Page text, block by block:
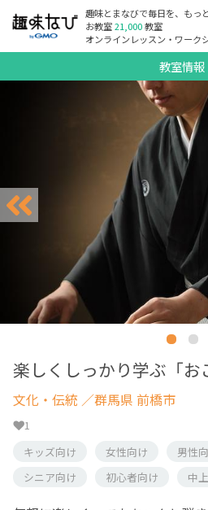
趣味とまなびで毎日を、もっ
お教室21,000教室
オンラインレッスン・ワーク
教室情報
楽しくしっかり学ぶ「
文化・伝統 ／群馬県 前橋市
1
キッズ向け
女性向け 男性
シニア向け
初心者向け 中